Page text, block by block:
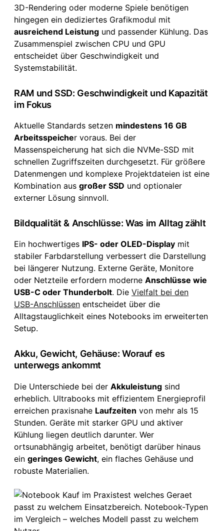
3D-Rendering oder moderne Spiele benötigen
hingegen ein dediziertes Grafikmodul mit
ausreichend Leistung und passender Kühlung. Das
Zusammenspiel zwischen CPU und GPU
entscheidet über Geschwindigkeit und
Systemstabilität.
RAM und SSD: Geschwindigkeit und Kapazität
im Fokus
Aktuelle Standards setzen mindestens 16 GB
Arbeitsspeicher voraus. Bei der
Massenspeicherung hat sich die NVMe-SSD mit
schnellen Zugriffszeiten durchgesetzt. Für größere
Datenmengen und komplexe Projektdateien ist eine
Kombination aus großer SSD und optionaler
externer Lösung sinnvoll.
Bildqualität & Anschlüsse: Was im Alltag zählt
Ein hochwertiges IPS- oder OLED-Display mit
stabiler Farbdarstellung verbessert die Darstellung
bei längerer Nutzung. Externe Geräte, Monitore
oder Netzteile erfordern moderne Anschlüsse wie
USB-C oder Thunderbolt. Die Vielfalt bei den
USB-Anschlüssen entscheidet über die
Alltagstauglichkeit eines Notebooks im erweiterten
Setup.
Akku, Gewicht, Gehäuse: Worauf es
unterwegs ankommt
Die Unterschiede bei der Akkuleistung sind
erheblich. Ultrabooks mit effizientem Energieprofil
erreichen praxisnahe Laufzeiten von mehr als 15
Stunden. Geräte mit starker GPU und aktiver
Kühlung liegen deutlich darunter. Wer
ortsunabhängig arbeitet, benötigt darüber hinaus
ein geringes Gewicht, ein flaches Gehäuse und
robuste Materialien.